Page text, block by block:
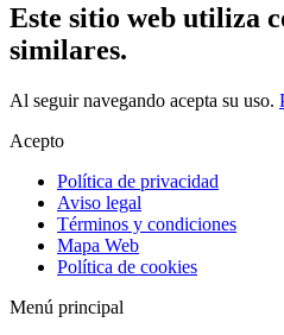
Este sitio web utiliza
similares.
Al seguir navegando acepta su uso.
Acepto
Política de privacidad
Aviso legal
Términos y condiciones
Mapa Web
Política de cookies
Menú principal